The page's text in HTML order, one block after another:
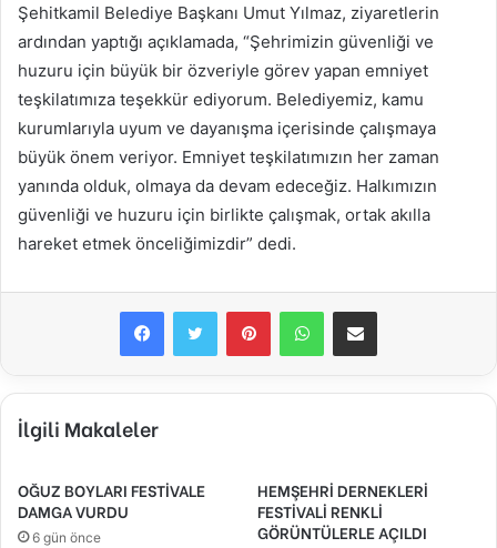
Şehitkamil Belediye Başkanı Umut Yılmaz, ziyaretlerin
ardından yaptığı açıklamada, “Şehrimizin güvenliği ve
huzuru için büyük bir özveriyle görev yapan emniyet
teşkilatımıza teşekkür ediyorum. Belediyemiz, kamu
kurumlarıyla uyum ve dayanışma içerisinde çalışmaya
büyük önem veriyor. Emniyet teşkilatımızın her zaman
yanında olduk, olmaya da devam edeceğiz. Halkımızın
güvenliği ve huzuru için birlikte çalışmak, ortak akılla
hareket etmek önceliğimizdir” dedi.
FacebookTwitter PinterestWhatsAppE-Posta ile paylaş
İlgili Makaleler
OĞUZ BOYLARI FESTİVALE
DAMGA VURDU
6 gün önce
HEMŞEHRİ DERNEKLERİ
FESTİVALİ RENKLİ
GÖRÜNTÜLERLE AÇILDI